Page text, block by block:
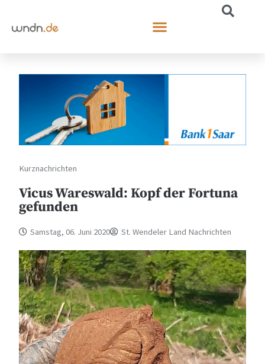
Kurznachrichten
Vicus Wareswald: Kopf der Fortuna
gefunden
Samstag, 06. Juni 2020 St. Wendeler Land Nachrichten